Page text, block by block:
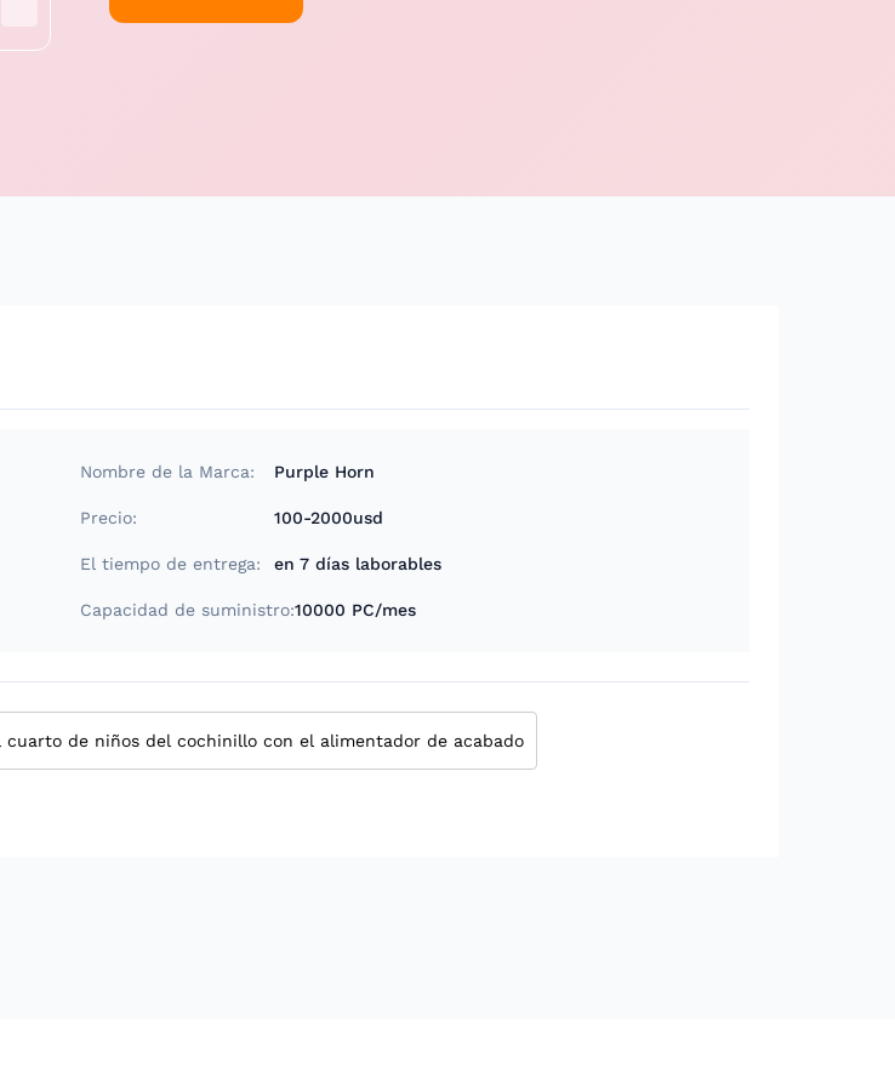
Nombre de la Marca: Purple Horn
Precio: 100-2000usd
El tiempo de entrega: en 7 días laborables
Capacidad de suministro:10000 PC/mes
cuarto de niños del cochinillo con el alimentador de acabado